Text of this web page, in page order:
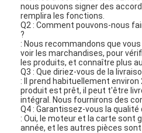
À propos de nous
Contrôle de la qualité
Nous contacter
Nouvelles
nous pouvons signer des
remplira les fonctions.
Q2 : Comment pouvons-nous
?
: Nous recommandons que
voir les marchandises, pour
les produits, et connaître plus
Q3 : Que diriez-vous de la
: Il prend habituellement
produit est prêt, il peut t'être
intégral. Nous fournirons des
Q4 : Garantissez-vous la qualité
: Oui, le moteur et la carte sont
année, et les autres pièces